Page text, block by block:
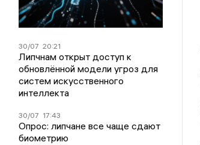
30/07 20:21
Липчнам открыт доступ к
обновлённой модели угроз для
систем искусственного
интеллекта
30/07 17:43
Опрос: липчане все чаще сдают
биометрию